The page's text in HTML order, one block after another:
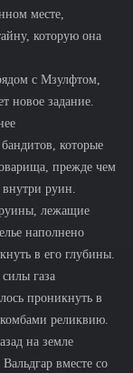
месте,
которую она
с Мзулфтом,
новое задание.
которые
прежде чем
руин.
лежащие
наполнено
в его глубины.
газа
проникнуть в
реликвию.
на земле
вместе со